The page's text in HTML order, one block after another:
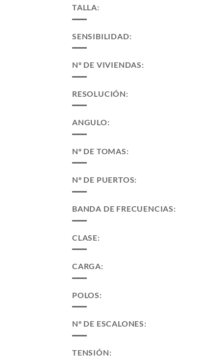
TALLA:
SENSIBILIDAD:
Nº DE VIVIENDAS:
RESOLUCIÓN:
ANGULO:
Nº DE TOMAS:
Nº DE PUERTOS:
BANDA DE FRECUENCIAS:
CLASE:
CARGA:
POLOS:
Nº DE ESCALONES:
TENSIÓN: